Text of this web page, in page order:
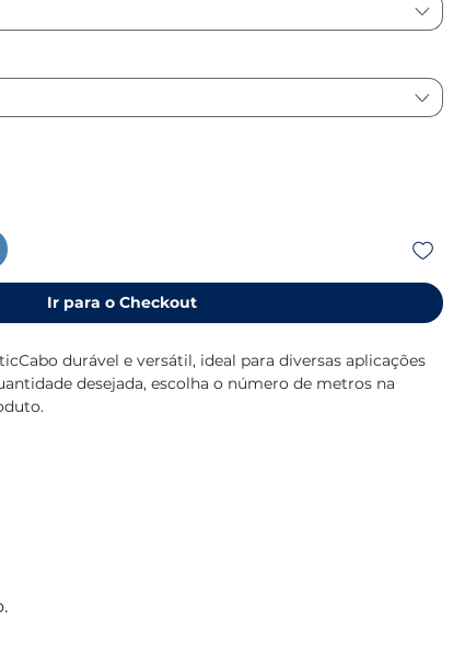
Ir para o Checkout
durável e versátil, ideal para diversas aplicações
desejada, escolha o número de metros na